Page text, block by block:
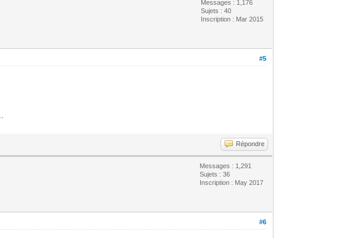
Messages : 1,176
Sujets : 40
Inscription : Mar 2015
#5
Répondre
Messages : 1,291
Sujets : 36
Inscription : May 2017
#6